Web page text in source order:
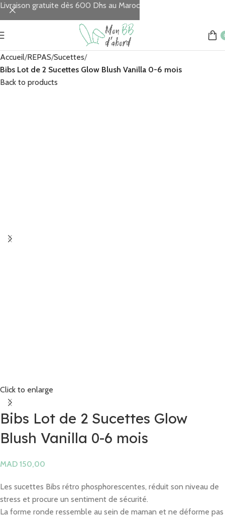
Accueil REPAS Sucettes
Bibs Lot de 2 Sucettes Glow Blush Vanilla 0-6 mois
Back to products
Click to enlarge
Bibs Lot de 2 Sucettes Glow
Blush Vanilla 0-6 mois
MAD
Les sucettes Bibs rétro phosphorescentes, réduit son niveau de
stress et procure un sentiment de sécurité.
La forme ronde ressemble au sein de maman et ne déforme pas
Livraison gratuite dès 600 Dhs au Maroc